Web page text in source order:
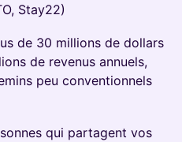
Stay22)
de 30 millions de dollars
de revenus annuels,
peu conventionnels
qui partagent vos